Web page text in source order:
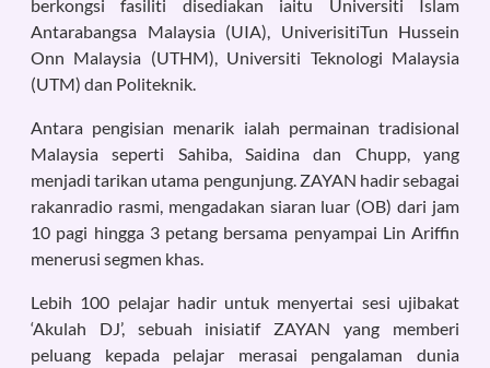
berkongsi fasiliti disediakan iaitu Universiti Islam
Antarabangsa Malaysia (UIA), UniverisitiTun Hussein
Onn Malaysia (UTHM), Universiti Teknologi Malaysia
(UTM) dan Politeknik.
Antara pengisian menarik ialah permainan tradisional
Malaysia seperti Sahiba, Saidina dan Chupp, yang
menjadi tarikan utama pengunjung. ZAYAN hadir sebagai
rakanradio rasmi, mengadakan siaran luar (OB) dari jam
10 pagi hingga 3 petang bersama penyampai Lin Ariffin
menerusi segmen khas.
Lebih 100 pelajar hadir untuk menyertai sesi ujibakat
‘Akulah DJ’, sebuah inisiatif ZAYAN yang memberi
peluang kepada pelajar merasai pengalaman dunia